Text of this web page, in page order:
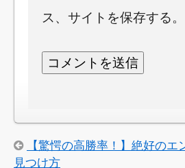
ス、サイトを保存する。
【驚愕の高勝率！】絶好の
見つけ方